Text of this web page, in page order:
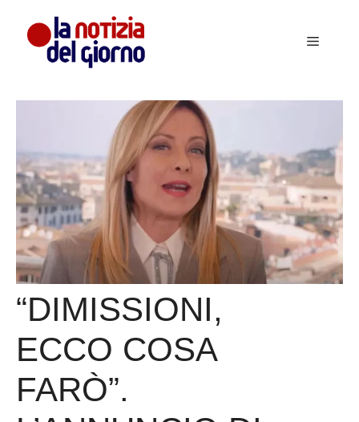
contenuto
Menu
“DIMISSIONI,
ECCO COSA
FARÒ”.